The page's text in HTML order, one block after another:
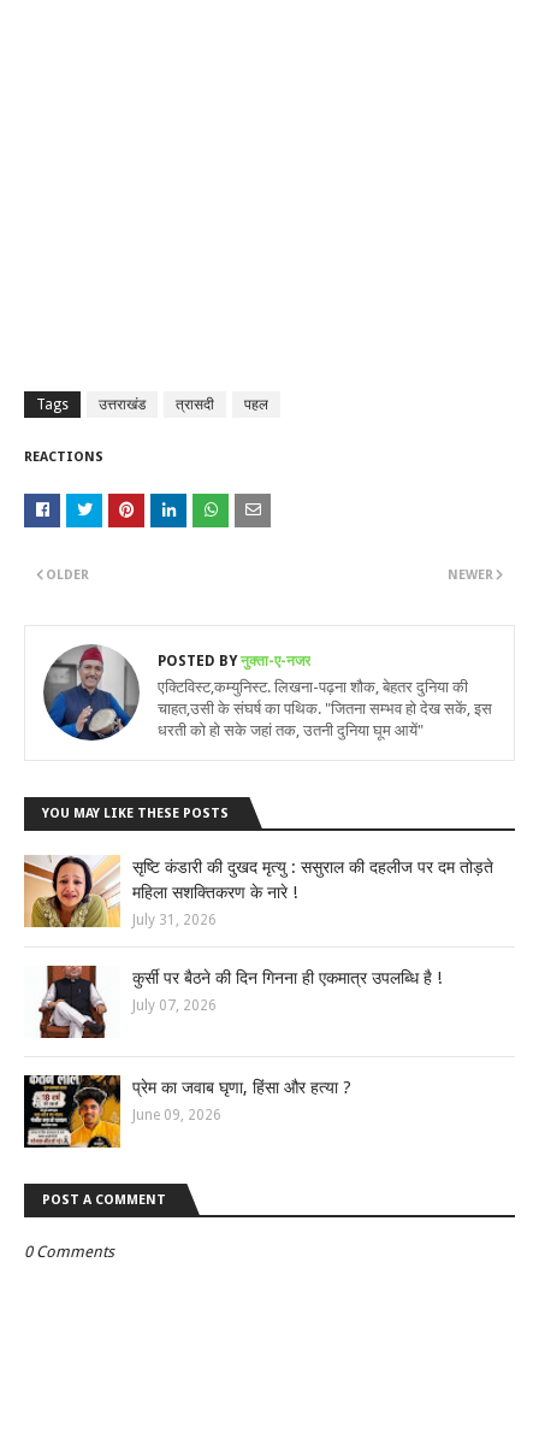
Tags उत्तराखंड त्रासदी पहल
REACTIONS
NEWER
OLDER
POSTED BYनुक्ता-ए-नजर
एक्टिविस्ट,कम्युनिस्ट. लिखना-पढ़ना शौक, बेहतर दुनिया की
चाहत,उसी के संघर्ष का पथिक. "जितना सम्भव हो देख सकें, इस
धरती को हो सके जहां तक, उतनी दुनिया घूम आयें"
YOU MAY LIKE THESE POSTS
सृष्टि कंडारी की दुखद मृत्यु : ससुराल की दहलीज पर दम तोड़ते
महिला सशक्तिकरण के नारे !
July 31, 2026
कुर्सी पर बैठने की दिन गिनना ही एकमात्र उपलब्धि है !
July 07, 2026
प्रेम का जवाब घृणा, हिंसा और हत्या ?
June 09, 2026
POST A COMMENT
0 Comments